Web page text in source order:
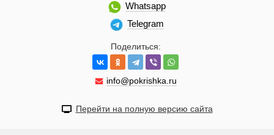
Поделиться:
info@pokrishka.ru
Whatsapp
Telegram
Перейти на полную версию сайта